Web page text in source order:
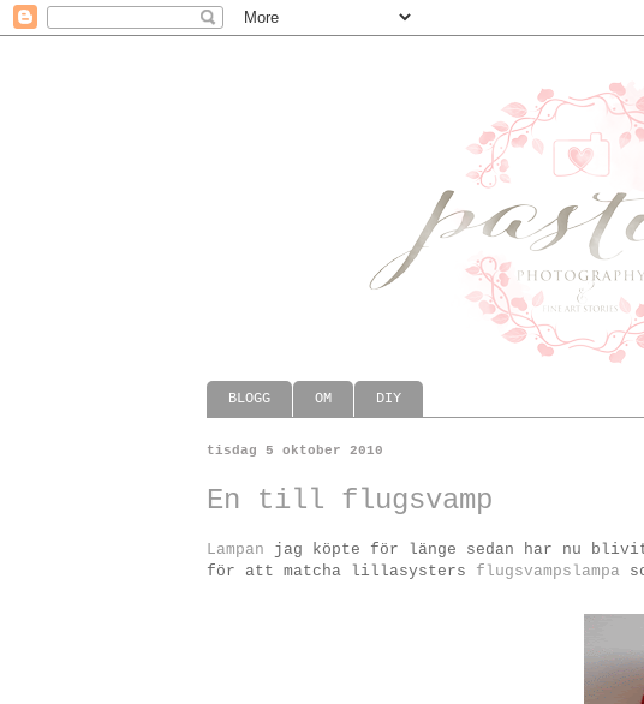
BLOGG OM DIY
tisdag 5 oktober 2010
En till flugsvamp
Lampan jag köpte för länge sedan har nu
för att matcha lillasysters flugsvampslampa